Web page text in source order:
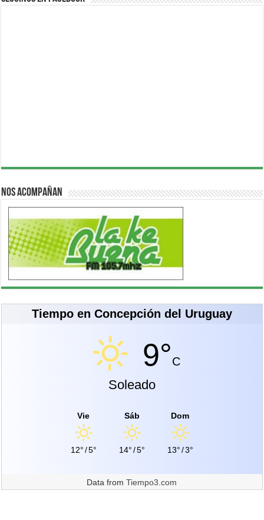
Nos acompañan
Tiempo en Concepción del Uruguay
9°C
Soleado
Vie
12°/5°
Sáb
14°/5°
Dom
13°/3°
Data fromTiempo3.com